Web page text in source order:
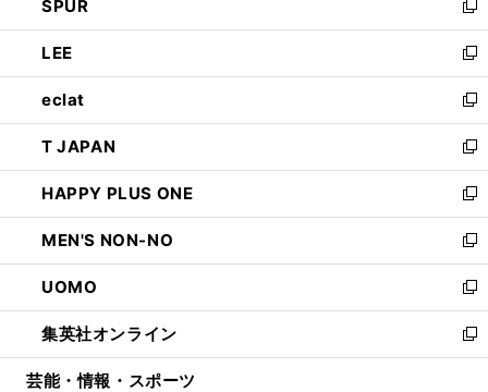
で
開
く
ド
ウ
で
開
く
ィ
ン
ド
ウ
で
開
く
い
ウ
ィ
ン
ド
ウ
で
開
く
SPUR
新
し
い
ウ
ィ
ン
ド
ウ
で
開
く
LEE
新
し
い
ウ
ィ
ン
ド
ウ
で
開
く
eclat
新
し
い
ウ
ィ
ン
ド
ウ
で
開
く
T JAPAN
新
し
い
ウ
ィ
ン
ド
ウ
で
開
HAPPY PLUS ONE
新
し
い
ウ
ィ
ン
ド
ウ
MEN'S NON-NO
新
し
い
ウ
ィ
ン
UOMO
新
し
い
ウ
集英社オンライン
新
し
芸能・情報・スポーツ